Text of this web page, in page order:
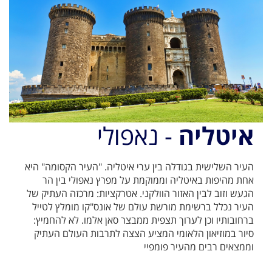
איטליה - נאפולי
העיר השלישית בגודלה בין ערי איטליה. "העיר הקסומה" היא
אחת מהיפות באיטליה וממוקמת על מפרץ נאפולי בין הר
הגעש וזוב לבין האזור הוולקני. אטרקציות: מרכזה העתיק של
העיר נכלל ברשימת מורשת עולם של אונס"קו מומלץ לטייל
ברחובותיו וכן לערוך תצפית ממבצר סאן אלמו. לא להחמיץ:
סיור במוזיאון הלאומי המציע הצצה לתרבות העולם העתיק
וממצאים רבים מהעיר פומפיי